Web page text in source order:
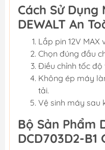
Cách Sử Dụng
DEWALT An
Lắp pin 12V
Chọn đúng đầu
Điều chỉnh tốc độ
Không ép máy
tải.
Vệ sinh máy sau
Bộ Sản Phẩm
DCD703D2-B1